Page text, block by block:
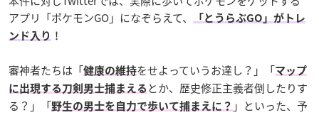
アプリ「ポケモンGO」になぞらえて、
「とうらぶGO」がトレ
ンド入り ！
審神者たちは「健康の維持をせよっていうお達し？」「マップ
に出現する刀剣男士捕まえる とか、歴史修正主義者倒したりす
る？」「野生の男士を自力で歩いて捕まえに？ 」といった、予